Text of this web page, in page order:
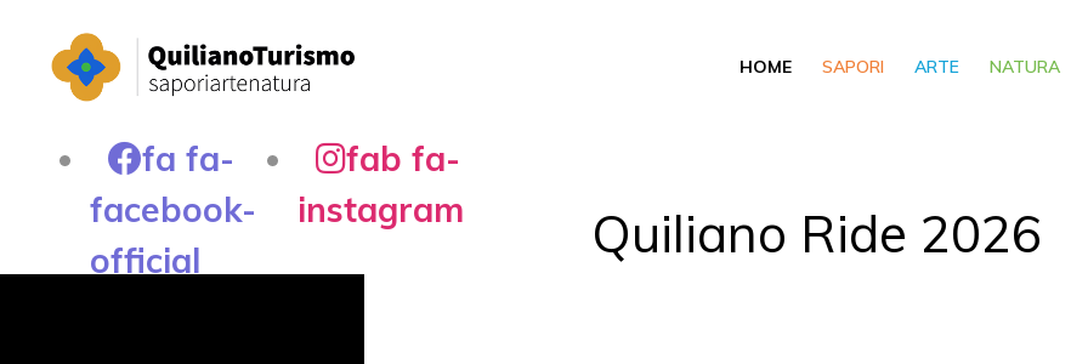
HOME SAPORI ARTE NATURA
fa fa-
facebook-
official
fab fa-
instagram
Quiliano Ride 2026